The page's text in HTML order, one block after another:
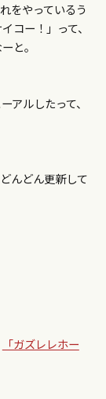
をやっているう
コー！」って、
と。
アルしたって、
んどん更新して
「ガズレレホー